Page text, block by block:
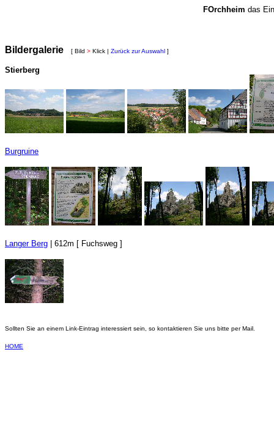
FOrchheim das
Bildergalerie [ Bild > Klick | Zurück zur Auswahl ]
Stierberg
Burgruine
Langer Berg | 612m [ Fuchsweg ]
Sollten Sie an einem Link-Eintrag interessiert sein, so kontaktieren Sie uns bitte per Mail.
HOME